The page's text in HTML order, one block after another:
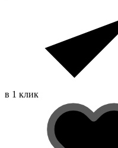
в 1 клик